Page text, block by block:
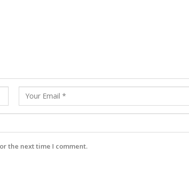
the next time I comment.